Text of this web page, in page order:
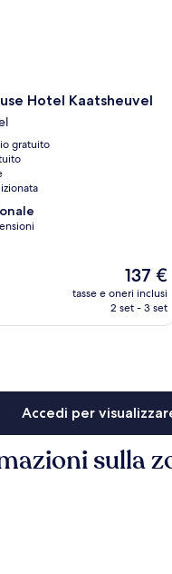
Hotel Kaatsheuvel
gratuito
Il
prezzo
attuale
137 €
tasse e oneri inclusi
2 set - 3 set
Accedi per
sulla